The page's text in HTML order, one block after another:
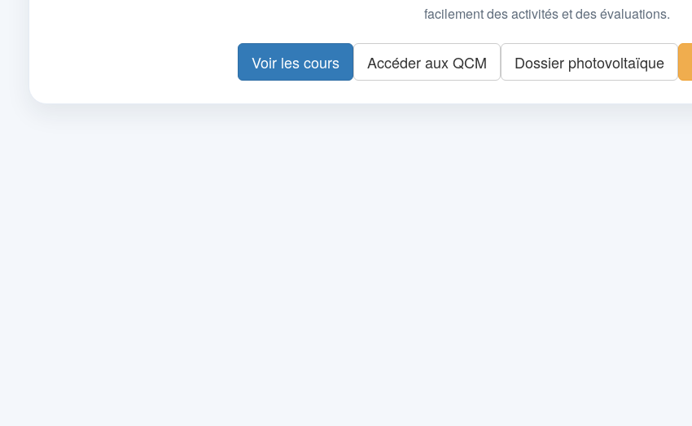
facilement des activités et des évaluations.
Voir les cours Accéder aux QCM Dossier photovoltaïque